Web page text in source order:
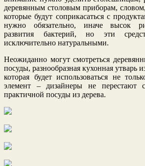
деревянным столовым приборам,
которые будут соприкасаться с
нужно обязательно, иначе высок
развития бактерий, но эти
исключительно натуральными.
Неожиданно могут смотреться
посуды, разнообразная кухонная утварь
которая будет использоваться не
элемент – дизайнеры не перестают
практичной посуды из дерева.